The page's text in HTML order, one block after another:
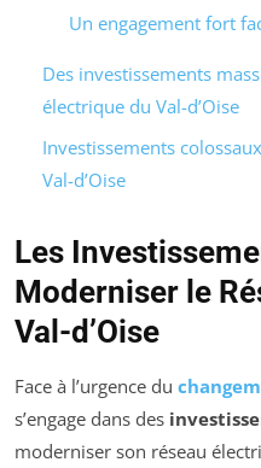
Un engagement fort
Des investissements
électrique du Val-d’Oise
Investissements
Val-d’Oise
Les
Moderniser le
Val-d’Oise
Face à l’urgence du
s’engage dans des
moderniser son réseau